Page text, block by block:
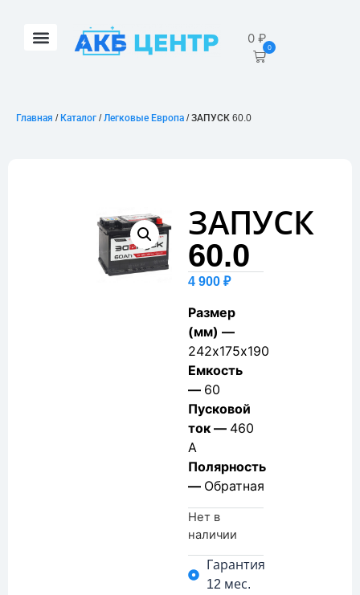
0₽
0
Главная / Каталог /Легковые Европа / ЗАПУСК 60.0
ЗАПУСК
60.0
4 900 ₽
Размер
(мм) —
242х175х190
Емкость
— 60
Пусковой
ток — 460
А
Полярность
— Обратная
Нет в
наличии
Гарантия
12 мес.